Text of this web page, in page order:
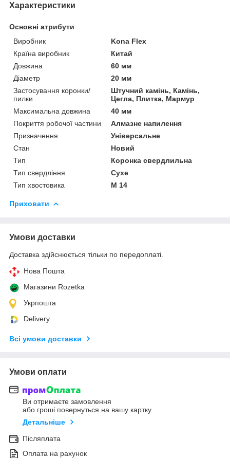
Характеристики
Основні атрибути
Виробник
Kona Flex
Країна виробник
Китай
Довжина
60 мм
Діаметр
20 мм
Застосування коронки/
пилки
Штучний камінь, Камінь,
Цегла, Плитка, Мармур
Максимальна довжина
40 мм
Покриття робочої частини
Алмазне напилення
Призначення
Універсальне
Стан
Новий
Тип
Коронка свердлильна
Тип свердління
Сухе
Тип хвостовика
М 14
Приховати
Умови доставки
Доставка здійснюється тільки по передоплаті.
Нова Пошта
Магазини Rozetka
Укрпошта
Delivery
Всі умови доставки
Умови оплати
Ви отримаєте замовлення
або гроші повернуться на вашу картку
Детальніше
Післяплата
Оплата на рахунок